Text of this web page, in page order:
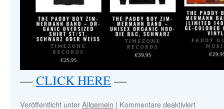
—CLICK HERE —
Veröffentlicht unterAllgemein | Kommentare deaktiviert